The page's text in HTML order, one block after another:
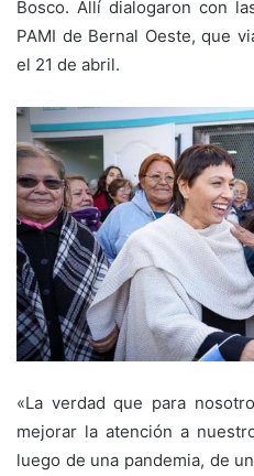
Bosco. Allí dialogaron con
PAMI de Bernal Oeste, que
el 21 de abril.
«La verdad que para
mejorar la atención a
luego de una pandemia, de